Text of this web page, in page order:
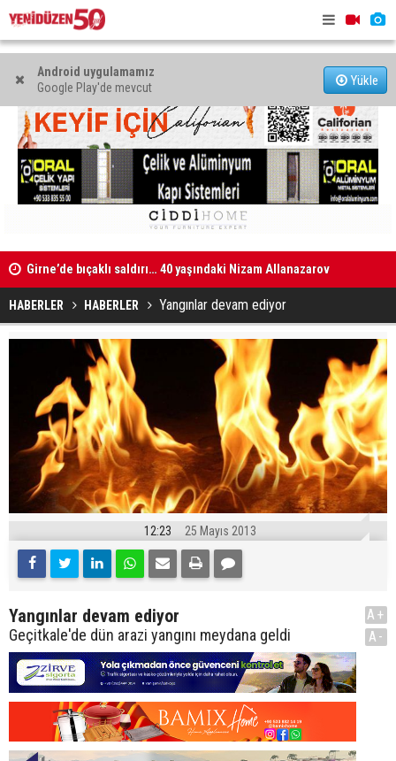
Android uygulamamız
Google Play'de mevcut
Yükle
Girne’de bıçaklı saldırı… 40 yaşındaki Nizam Allanazarov
hayatını kaybetti
HABERLER HABERLER Yangınlar devam ediyor
12:23 25 Mayıs 2013
Yangınlar devam ediyor
Geçitkale'de dün arazi yangını meydana geldi
A+
A-